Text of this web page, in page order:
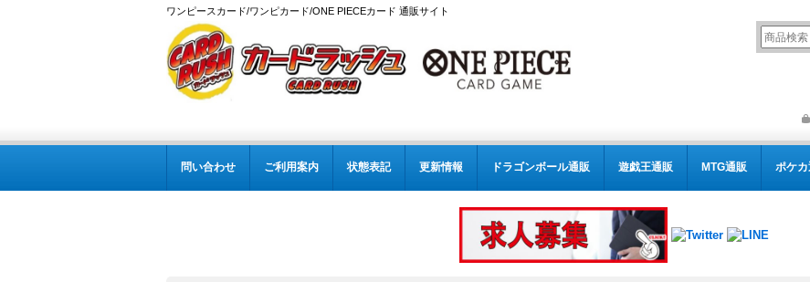
ワンピースカード/ワンピカード/ONE PIECEカード 通販サイト
問い合わせ ご利用案内 状態表記 更新情報 ドラゴンボール通販 遊戯王通販 MTG通販 ポケ